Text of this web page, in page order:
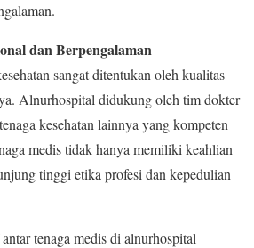
dan Berpengalaman
sangat ditentukan oleh kualitas
Alnurhospital didukung oleh tim dokter
kesehatan lainnya yang kompeten
medis tidak hanya memiliki keahlian
tinggi etika profesi dan kepedulian
tenaga medis di alnurhospital